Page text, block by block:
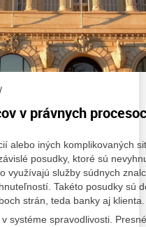
v právnych
alebo iných komplikovaných
posudky, ktoré sú
využívajú služby súdnych
Takéto posudky sú
strán, teda banky aj klienta.
systéme spravodlivosti.